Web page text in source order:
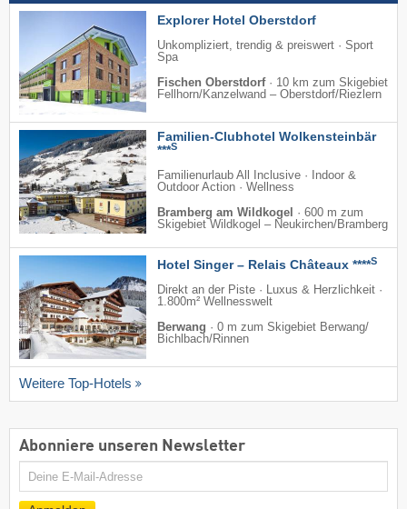
Explorer Hotel Oberstdorf
Unkompliziert, trendig & preiswert · Sport
Spa
Fischen Oberstdorf· 10 km zum Skigebiet
Fellhorn/​Kanzelwand – Oberstdorf/​Riezlern
Familien-Clubhotel Wolkensteinbär
***S
Familienurlaub All Inclusive · Indoor &
Outdoor Action · Wellness
Bramberg am Wildkogel
· 600 m zum
Skigebiet Wildkogel – Neukirchen/​Bramberg
Hotel Singer – Relais Châteaux ****S
Direkt an der Piste · Luxus & Herzlichkeit ·
1.800m² Wellnesswelt
Berwang · 0 m zum Skigebiet Berwang/​
Bichlbach/​Rinnen
Weitere Top-Hotels
Abonniere unseren Newsletter
E-